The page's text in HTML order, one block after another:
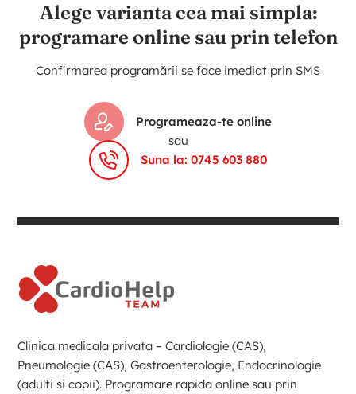
Alege varianta cea mai simpla:
programare online sau prin telefon
Confirmarea programării se face imediat prin SMS
Programeaza-te online
sau
Suna la: 0745 603 880
Clinica medicala privata – Cardiologie (CAS),
Pneumologie (CAS), Gastroenterologie, Endocrinologie
(adulti si copii). Programare rapida online sau prin